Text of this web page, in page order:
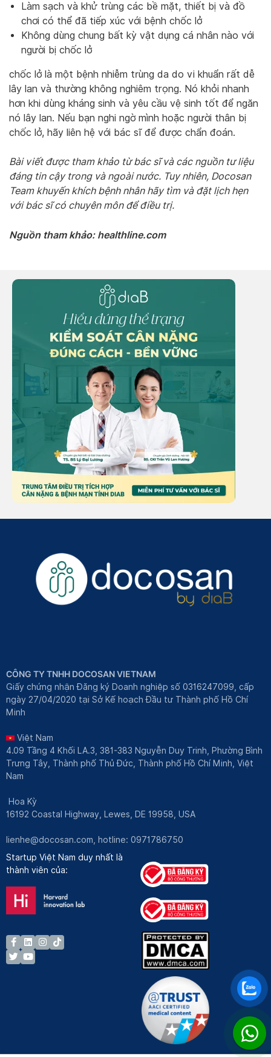
Làm sạch và khử trùng các bề mặt, thiết bị và đồ
chơi có thể đã tiếp xúc với bệnh chốc lở
Không dùng chung bất kỳ vật dụng cá nhân nào với
người bị chốc lở
chốc lở là một bệnh nhiễm trùng da do vi khuẩn rất dễ
lây lan và thường không nghiêm trọng. Nó khỏi nhanh
hơn khi dùng kháng sinh và yêu cầu vệ sinh tốt để ngăn
nó lây lan. Nếu bạn nghi ngờ mình hoặc người thân bị
chốc lở, hãy liên hệ với bác sĩ để được chẩn đoán.
Bài viết được tham khảo từ bác sĩ và các nguồn tư liệu
đáng tin cậy trong và ngoài nước. Tuy nhiên, Docosan
Team khuyến khích bệnh nhân hãy tìm và đặt lịch hẹn
với bác sĩ có chuyên môn để điều trị.
Nguồn tham khảo: healthline.com
CÔNG TY TNHH DOCOSAN VIETNAM
Giấy chứng nhận Đăng ký Doanh nghiệp số 0316247099, cấp
ngày 27/04/2020 tại Sở Kế hoạch Đầu tư Thành phố Hồ Chí
Minh
Việt Nam
4.09 Tầng 4 Khối LA.3, 381-383 Nguyễn Duy Trinh, Phường Bình
Trưng Tây, Thành phố Thủ Đức, Thành phố Hồ Chí Minh, Việt
Nam
Hoa Kỳ
16192 Coastal Highway, Lewes, DE 19958, USA
lienhe@docosan.com , hotline: 0971786750
Startup Việt Nam duy nhất là
thành viên của: